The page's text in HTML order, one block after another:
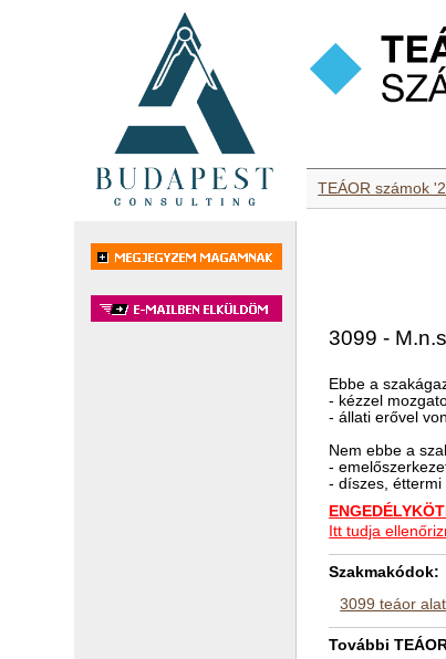
TEÁOR számok
3099 -
Ebbe a
- kézzel
- állati erővel
Nem ebbe a
-
- díszes, éttermi
Itt tudja
Szakmakódok:
3099 teáor
További